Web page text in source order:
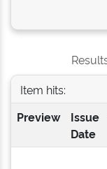
Item hits:
Preview
Issue
Date